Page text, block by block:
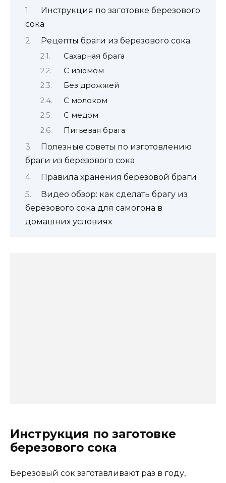
Инструкция по заготовке березового
сока
Рецепты браги из березового сока
Сахарная брага
С изюмом
Без дрожжей
С молоком
С медом
Питьевая брага
Полезные советы по изготовлению
браги из березового сока
Правила хранения березовой браги
Видео обзор: как сделать брагу из
березового сока для самогона в
домашних условиях
Инструкция по заготовке
березового сока
Березовый сок заготавливают раз в году,